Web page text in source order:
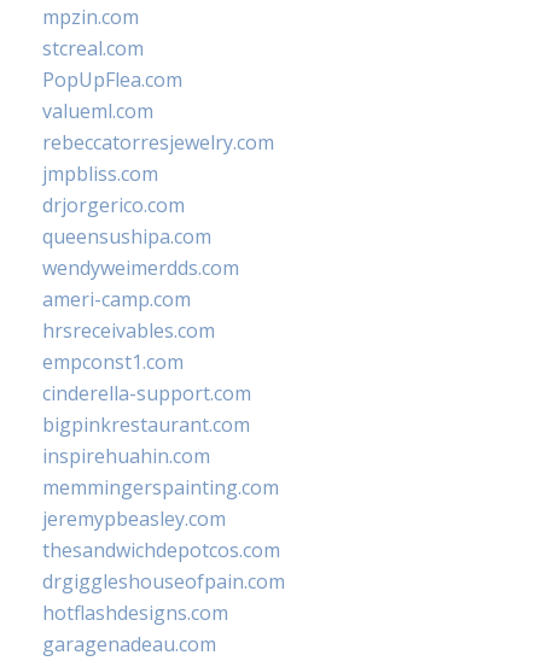
mpzin.com
stcreal.com
PopUpFlea.com
valueml.com
rebeccatorresjewelry.com
jmpbliss.com
drjorgerico.com
queensushipa.com
wendyweimerdds.com
ameri-camp.com
hrsreceivables.com
empconst1.com
cinderella-support.com
bigpinkrestaurant.com
inspirehuahin.com
memmingerspainting.com
jeremypbeasley.com
thesandwichdepotcos.com
drgiggleshouseofpain.com
hotflashdesigns.com
garagenadeau.com